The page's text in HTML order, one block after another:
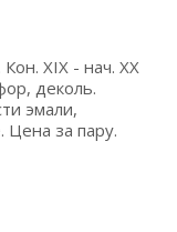
XIX - нач. ХХ
деколь.
эмали,
за пару.